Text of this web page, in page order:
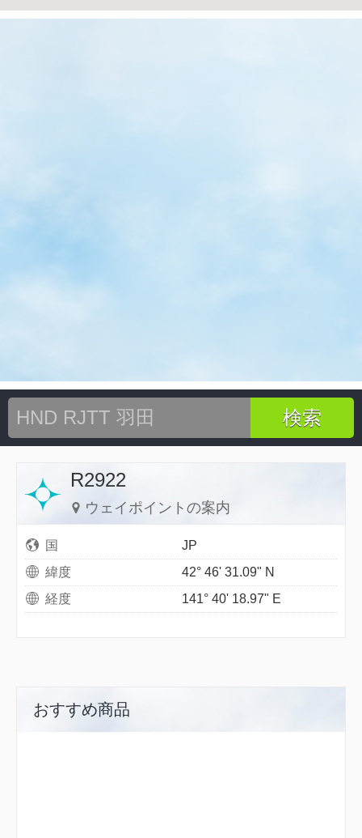
R2922
ウェイポイントの案内
国
JP
緯度
42° 46' 31.09" N
経度
141° 40' 18.97" E
おすすめ商品